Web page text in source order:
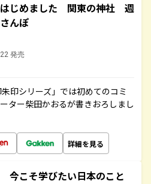
じめました 関東の神社 週
んぽ
発売
印シリーズ」では初めてのコミ
ター柴田かおるが書きおろしまし
詳細を見る
今こそ学びたい日本のこと